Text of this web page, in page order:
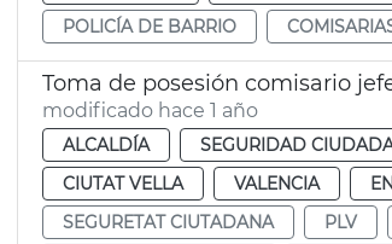
POLICÍA DE BARRIO
Toma de posesión comisario
modificado hace 1 año
ALCALDÍA SEGURIDAD
CIUTAT VELLA
VALENCIA
SEGURETAT CIUTADANA
PLV